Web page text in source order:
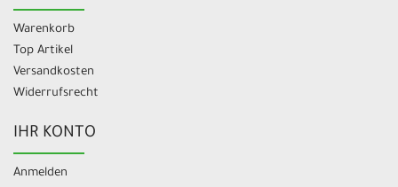
Warenkorb
Top Artikel
Versandkosten
Widerrufsrecht
IHR KONTO
Anmelden